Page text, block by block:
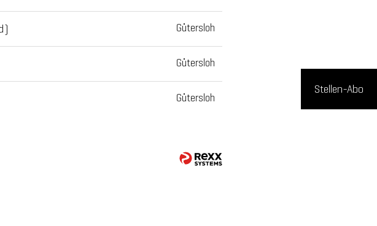
Gütersloh
Gütersloh
Gütersloh
Stellen-Abo